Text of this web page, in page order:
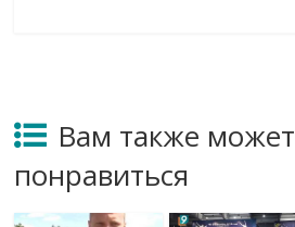
Вам также может
понравиться